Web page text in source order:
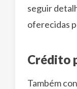
seguir
oferecidas
Crédito
Também